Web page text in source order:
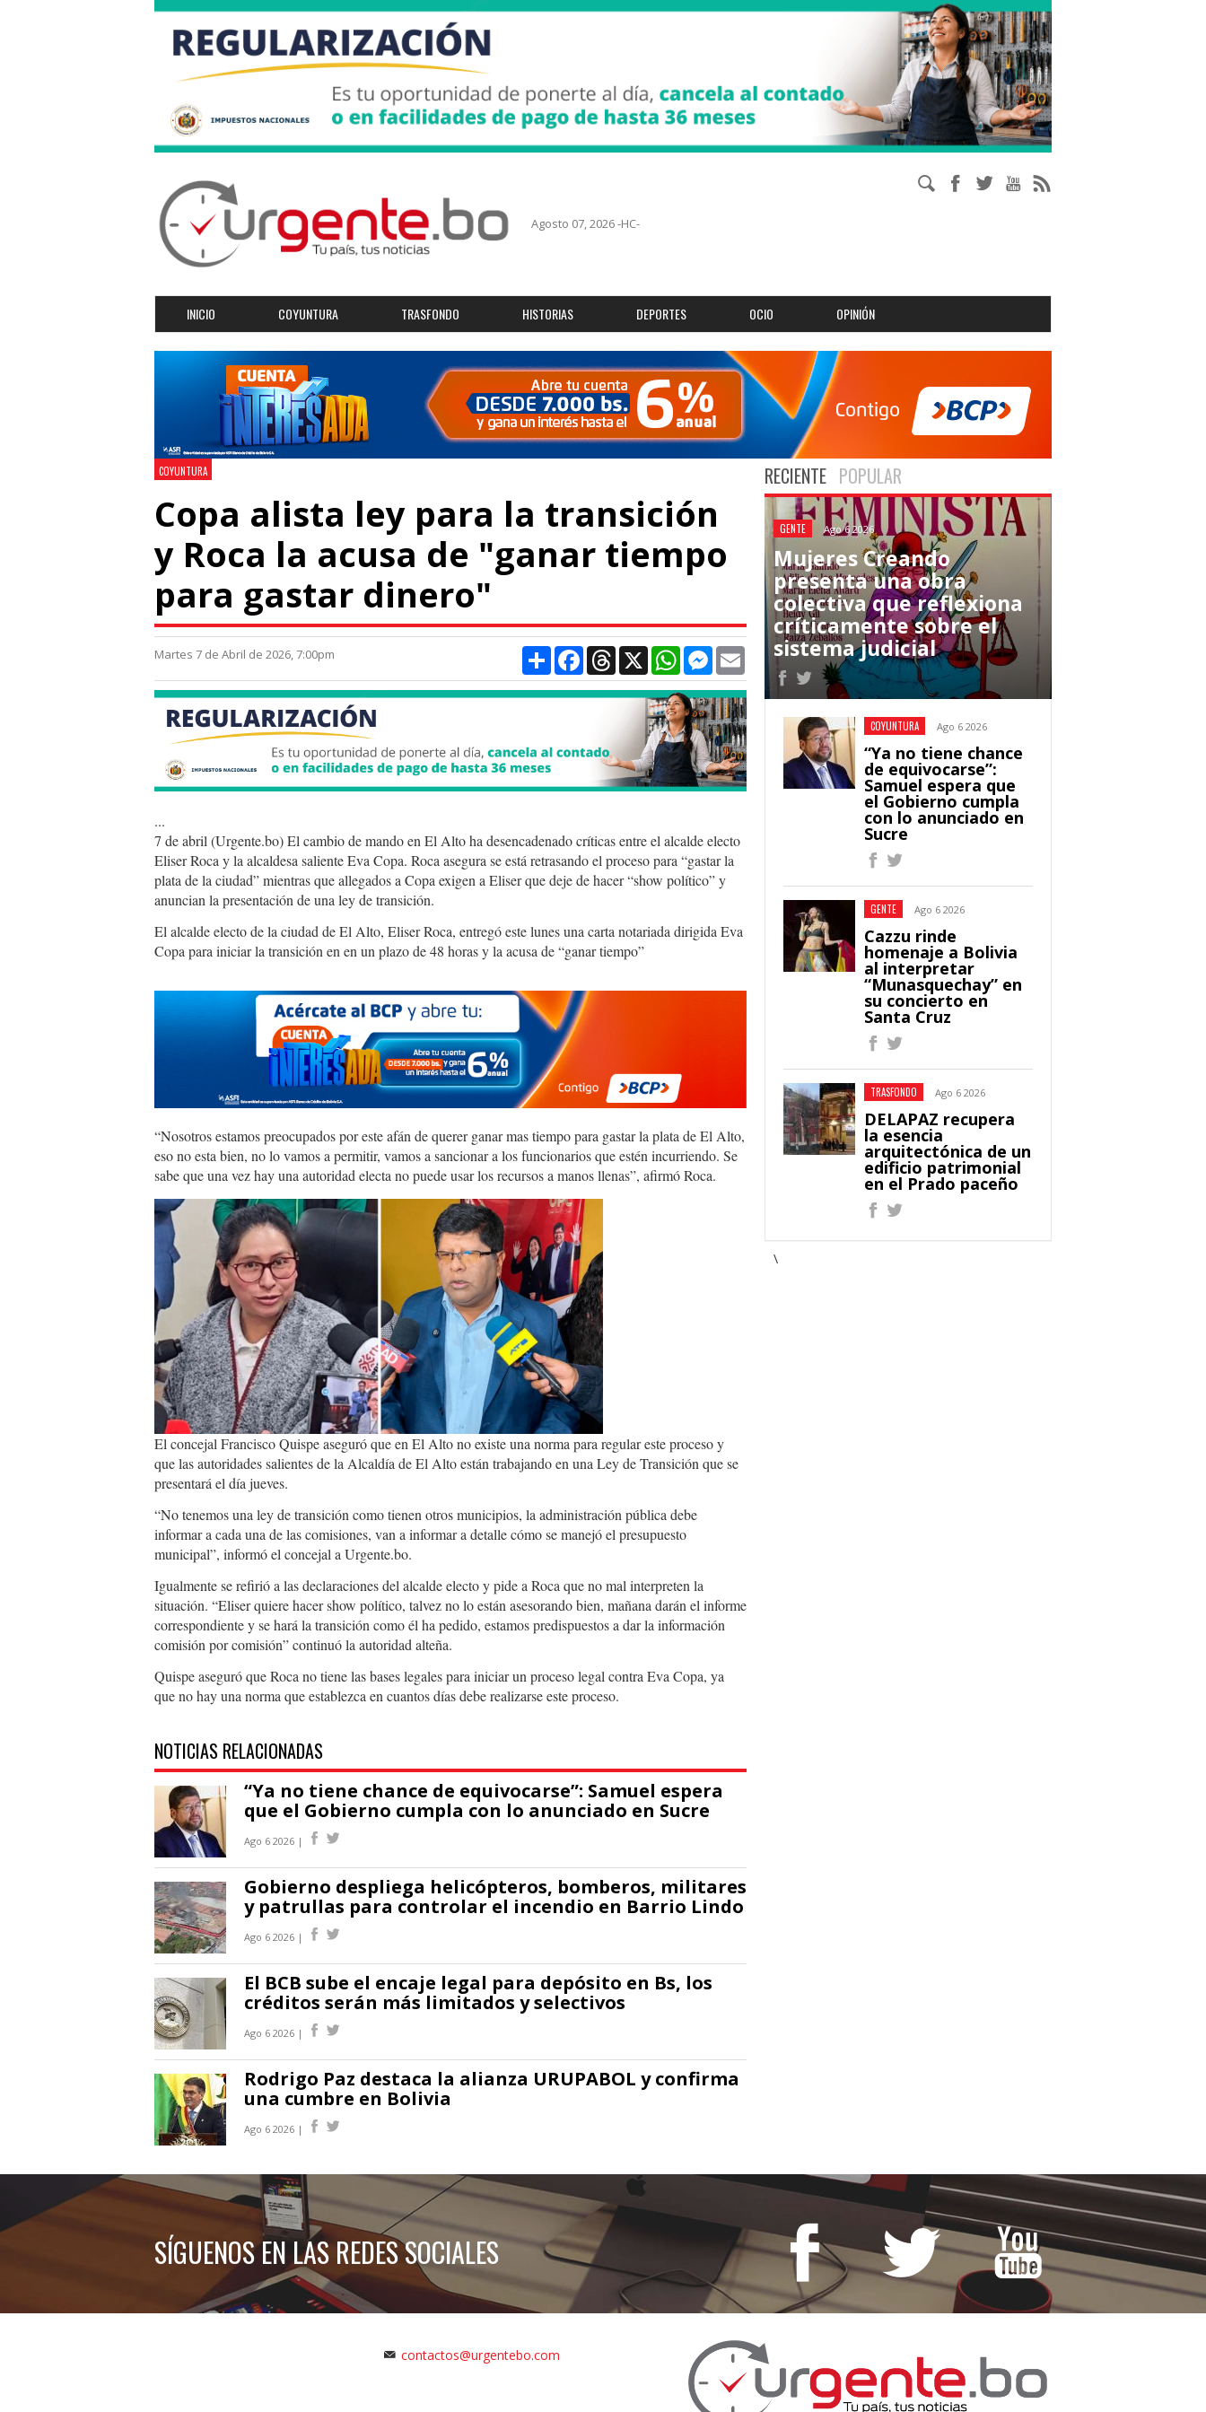
Agosto 07, 2026 -HC-
INICIO COYUNTURA TRASFONDO HISTORIAS DEPORTES OCIO OPINIÓN
COYUNTURA
Copa alista ley para la transición
y Roca la acusa de "ganar tiempo
para gastar dinero"
Martes 7 de Abril de 2026, 7:00pm CompartirFacebookThreads
X WhatsAppMessengerEmail
...
7 de abril (Urgente.bo) El cambio de mando en El Alto ha desencadenado críticas entre el alcalde electo
Eliser Roca y la alcaldesa saliente Eva Copa. Roca asegura se está retrasando el proceso para “gastar la
plata de la ciudad” mientras que allegados a Copa exigen a Eliser que deje de hacer “show político” y
anuncian la presentación de una ley de transición.
El alcalde electo de la ciudad de El Alto, Eliser Roca, entregó este lunes una carta notariada dirigida Eva
Copa para iniciar la transición en en un plazo de 48 horas y la acusa de “ganar tiempo”
“Nosotros estamos preocupados por este afán de querer ganar mas tiempo para gastar la plata de El Alto,
eso no esta bien, no lo vamos a permitir, vamos a sancionar a los funcionarios que estén incurriendo. Se
sabe que una vez hay una autoridad electa no puede usar los recursos a manos llenas”, afirmó Roca.
whatsapp_image_2026-
04-
07_at_7.04.31_pm.jpeg
El concejal Francisco Quispe aseguró que en El Alto no existe una norma para regular este proceso y
que las autoridades salientes de la Alcaldía de El Alto están trabajando en una Ley de Transición que se
presentará el día jueves.
“No tenemos una ley de transición como tienen otros municipios, la administración pública debe
informar a cada una de las comisiones, van a informar a detalle cómo se manejó el presupuesto
municipal”, informó el concejal a Urgente.bo.
Igualmente se refirió a las declaraciones del alcalde electo y pide a Roca que no mal interpreten la
situación. “Eliser quiere hacer show político, talvez no lo están asesorando bien, mañana darán el informe
correspondiente y se hará la transición como él ha pedido, estamos predispuestos a dar la información
comisión por comisión” continuó la autoridad alteña.
Quispe aseguró que Roca no tiene las bases legales para iniciar un proceso legal contra Eva Copa, ya
que no hay una norma que establezca en cuantos días debe realizarse este proceso.
NOTICIAS RELACIONADAS
“Ya no tiene chance de equivocarse”: Samuel espera
que el Gobierno cumpla con lo anunciado en Sucre
Ago 6 2026 |
Gobierno despliega helicópteros, bomberos, militares
y patrullas para controlar el incendio en Barrio Lindo
Ago 6 2026 |
El BCB sube el encaje legal para depósito en Bs, los
créditos serán más limitados y selectivos
Ago 6 2026 |
Rodrigo Paz destaca la alianza URUPABOL y confirma
una cumbre en Bolivia
Ago 6 2026 |
RECIENTE POPULAR
GENTE Ago 6 2026
Mujeres Creando
presenta una obra
colectiva que reflexiona
críticamente sobre el
sistema judicial
COYUNTURA Ago 6 2026
“Ya no tiene chance
de equivocarse”:
Samuel espera que
el Gobierno cumpla
con lo anunciado en
Sucre
GENTE Ago 6 2026
Cazzu rinde
homenaje a Bolivia
al interpretar
“Munasquechay” en
su concierto en
Santa Cruz
TRASFONDO Ago 6 2026
DELAPAZ recupera
la esencia
arquitectónica de un
edificio patrimonial
en el Prado paceño
\
SÍGUENOS EN LAS REDES SOCIALES
contactos@urgentebo.com